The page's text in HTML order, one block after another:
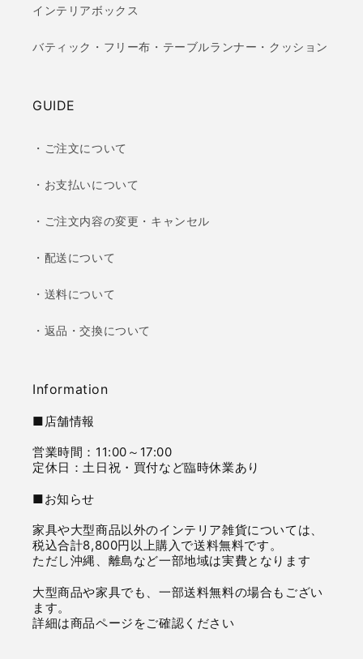
インテリアボックス
バティック・フリー布・テーブルランナー・クッション
GUIDE
・ご注文について
・お支払いについて
・ご注文内容の変更・キャンセル
・配送について
・送料について
・返品・交換について
Information
■店舗情報
営業時間：11:00～17:00
定休日：土日祝・買付など臨時休業あり
■お知らせ
家具や大型商品以外のインテリア雑貨については、
税込合計8,800円以上購入で送料無料です。
ただし沖縄、離島など一部地域は実費となります
大型商品や家具でも、一部送料無料の場合もござい
ます。
詳細は商品ページをご確認ください